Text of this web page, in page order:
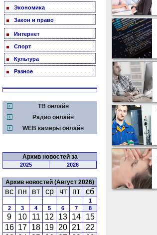
Экономика
Закон и право
Интернет
Спорт
Культура
Разное
ТВ онлайн
Радио онлайн
WEB камеры онлайн
Архив новостей за
2025 2026
Архив новостей (Август 2026)
вс пн вт ср чт пт сб
1
2
3 4 5 6 7 8
9 10 11 12 13 14
15
16 17 18 19 20 21
22